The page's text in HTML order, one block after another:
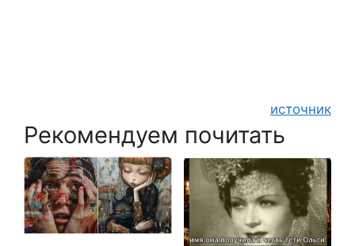
источник
Рекомендуем почитать